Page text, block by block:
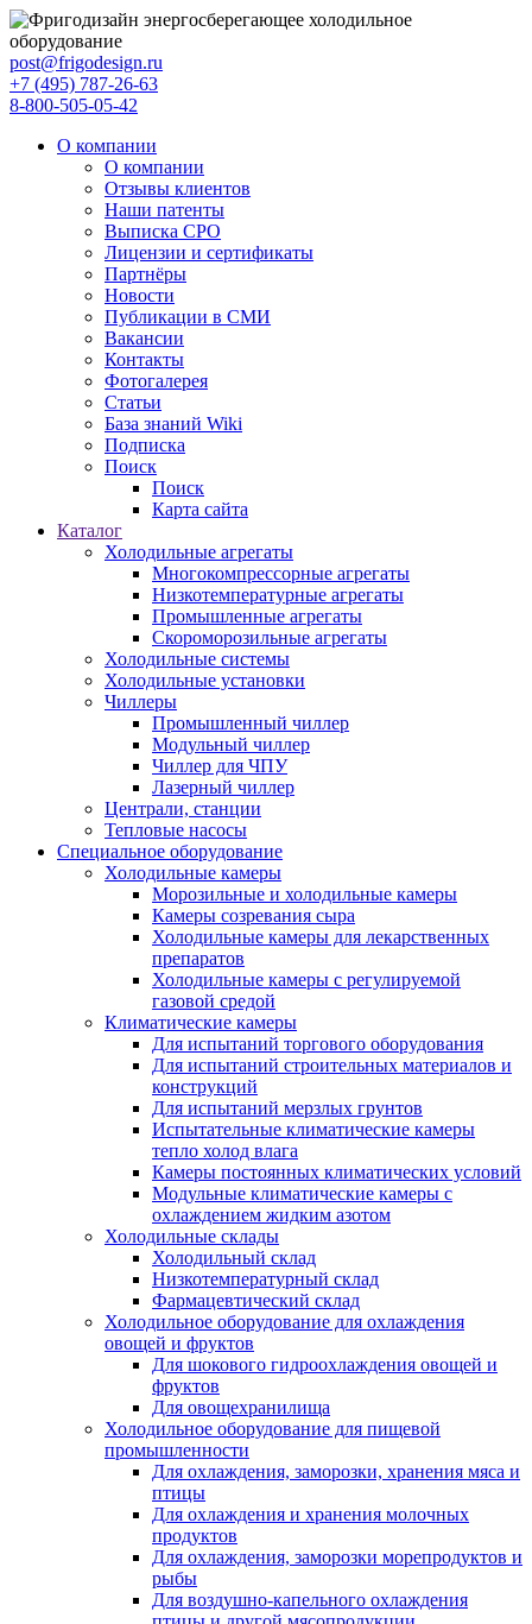
post@frigodesign.ru
+7 (495) 787-26-63
8-800-505-05-42
О компании
О компании
Отзывы клиентов
Наши патенты
Выписка СРО
Лицензии и сертификаты
Партнёры
Новости
Публикации в СМИ
Вакансии
Контакты
Фотогалерея
Статьи
База знаний Wiki
Подписка
Поиск
Поиск
Карта сайта
Каталог
Холодильные агрегаты
Многокомпрессорные агрегаты
Низкотемпературные агрегаты
Промышленные агрегаты
Скороморозильные агрегаты
Холодильные системы
Холодильные установки
Чиллеры
Промышленный чиллер
Модульный чиллер
Чиллер для ЧПУ
Лазерный чиллер
Централи, станции
Тепловые насосы
Специальное оборудование
Холодильные камеры
Морозильные и холодильные камеры
Камеры созревания сыра
Холодильные камеры для лекарственных
препаратов
Холодильные камеры с регулируемой
газовой средой
Климатические камеры
Для испытаний торгового оборудования
Для испытаний строительных материалов и
конструкций
Для испытаний мерзлых грунтов
Испытательные климатические камеры
тепло холод влага
Камеры постоянных климатических условий
Модульные климатические камеры с
охлаждением жидким азотом
Холодильные склады
Холодильный склад
Низкотемпературный склад
Фармацевтический склад
Холодильное оборудование для охлаждения
овощей и фруктов
Для шокового гидроохлаждения овощей и
фруктов
Для овощехранилища
Холодильное оборудование для пищевой
промышленности
Для охлаждения, заморозки, хранения мяса и
птицы
Для охлаждения и хранения молочных
продуктов
Для охлаждения, заморозки морепродуктов и
рыбы
Для воздушно-капельного охлаждения